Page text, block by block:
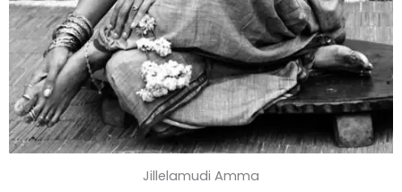
Jillelamudi Amma